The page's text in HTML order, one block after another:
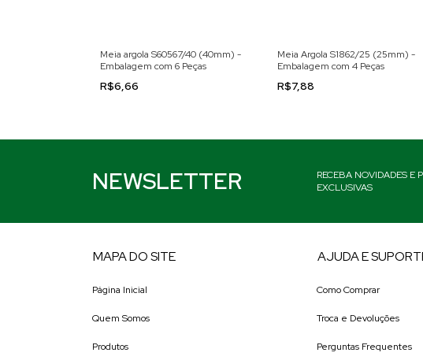
Meia argola S60567/40 (40mm) -
Embalagem com 6 Peças
R$6,66
Meia Argola S1862/25 (25mm) -
Embalagem com 4 Peças
R$7,88
NEWSLETTER
RECEBA NOVIDADES E
EXCLUSIVAS
MAPA DO SITE
Página Inicial
Quem Somos
Produtos
AJUDA E
Como Comprar
Troca e Devoluções
Perguntas Frequentes